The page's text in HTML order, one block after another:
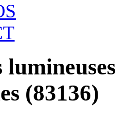
(83136)